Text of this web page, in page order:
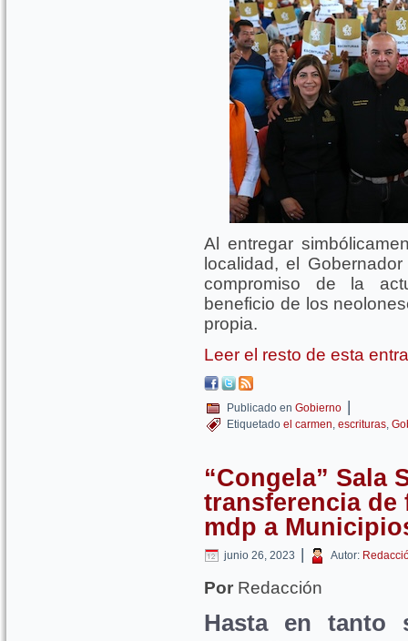
Al entregar
localidad, el
compromiso de la
beneficio de los
propia.
Leer el resto de esta
Publicado en Gobierno |
Etiquetado el carmen, escrituras,
“Congela” Sala
transferencia de
mdp a
junio 26, 2023 | Autor:
Por Redacción
Hasta en tanto